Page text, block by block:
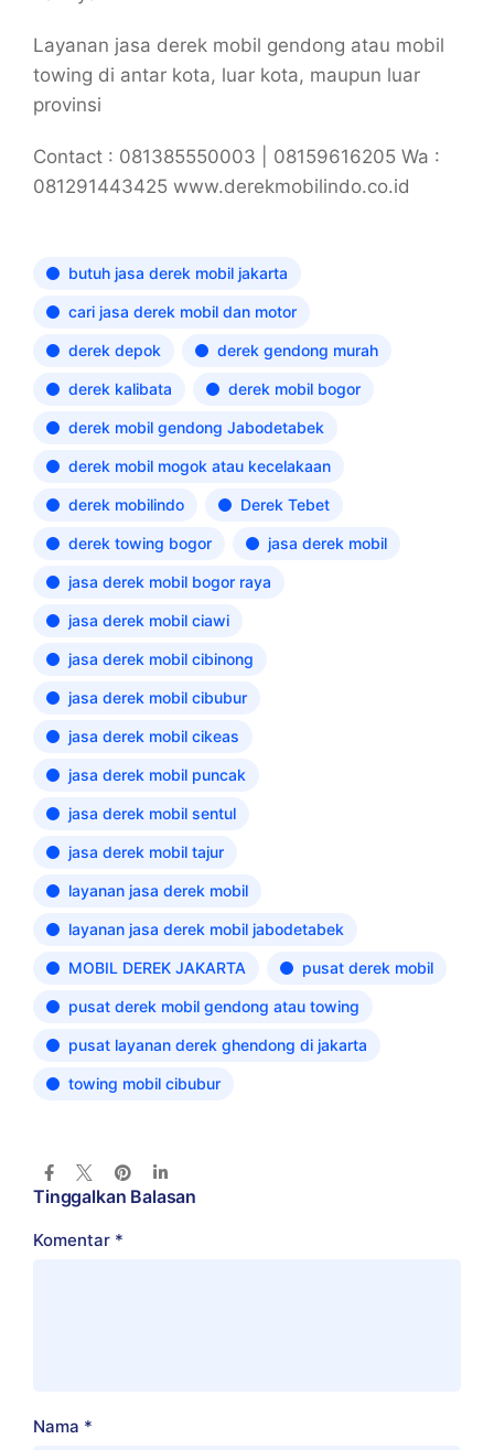
Layanan jasa derek mobil gendong atau mobil
towing di antar kota, luar kota, maupun luar
provinsi
Contact : 081385550003 | 08159616205 Wa :
081291443425 www.derekmobilindo.co.id
butuh jasa derek mobil jakarta
cari jasa derek mobil dan motor
derek depok derek gendong murah
derek kalibata derek mobil bogor
derek mobil gendong Jabodetabek
derek mobil mogok atau kecelakaan
derek mobilindo Derek Tebet
derek towing bogor jasa derek mobil
jasa derek mobil bogor raya
jasa derek mobil ciawi
jasa derek mobil cibinong
jasa derek mobil cibubur
jasa derek mobil cikeas
jasa derek mobil puncak
jasa derek mobil sentul
jasa derek mobil tajur
layanan jasa derek mobil
layanan jasa derek mobil jabodetabek
MOBIL DEREK JAKARTA pusat derek mobil
pusat derek mobil gendong atau towing
pusat layanan derek ghendong di jakarta
towing mobil cibubur
Tinggalkan Balasan
Komentar *
Nama *